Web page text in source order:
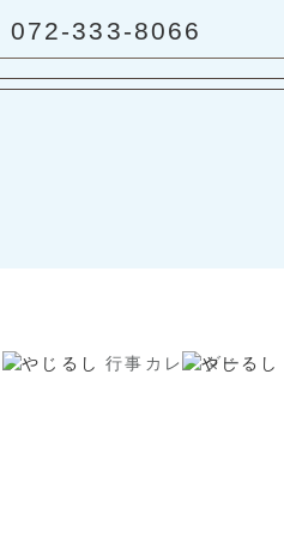
072-333-8066
行事カレンダー